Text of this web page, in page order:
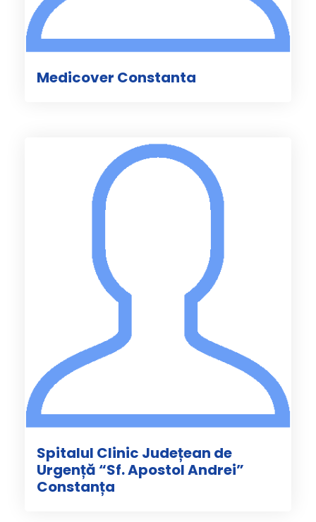
Medicover Constanta
Spitalul Clinic Județean de
Urgență “Sf. Apostol Andrei”
Constanța